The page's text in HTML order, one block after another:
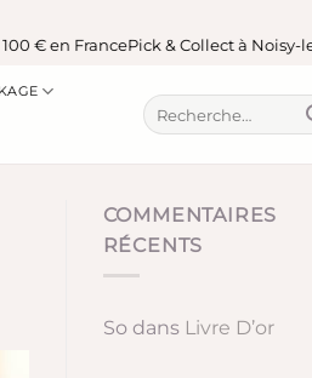
FrancePick & Collect à Noisy-le-Sec
Recherche
pour :
COMMENTAIRES
RÉCENTS
Sodans Livre D’or